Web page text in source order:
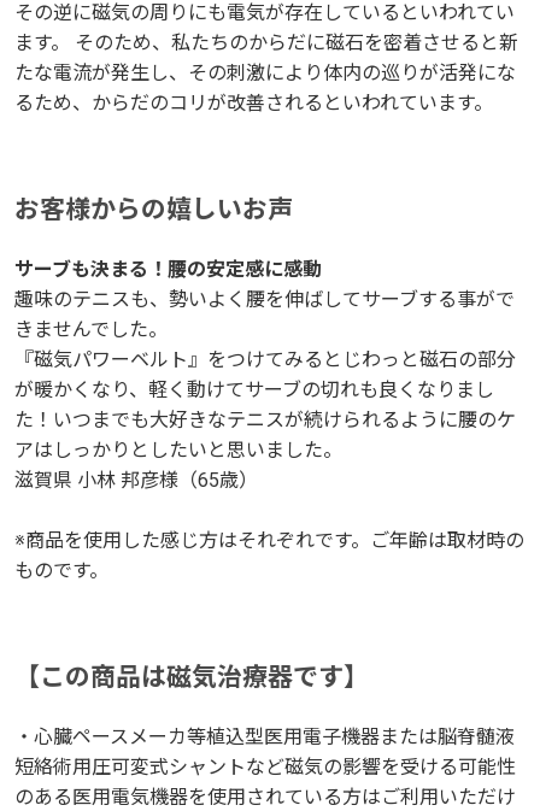
その逆に磁気の周りにも電気が存在しているといわれてい
ます。 そのため、私たちのからだに磁石を密着させると新
たな電流が発生し、その刺激により体内の巡りが活発にな
るため、からだのコリが改善されるといわれています。
お客様からの嬉しいお声
サーブも決まる！腰の安定感に感動
趣味のテニスも、勢いよく腰を伸ばしてサーブする事がで
きませんでした。
『磁気パワーベルト』をつけてみるとじわっと磁石の部分
が暖かくなり、軽く動けてサーブの切れも良くなりまし
た！いつまでも大好きなテニスが続けられるように腰のケ
アはしっかりとしたいと思いました。
滋賀県 小林 邦彦様（65歳）
※商品を使用した感じ方はそれぞれです。ご年齢は取材時の
ものです。
【この商品は磁気治療器です】
・心臓ペースメーカ等植込型医用電子機器または脳脊髄液
短絡術用圧可変式シャントなど磁気の影響を受ける可能性
のある医用電気機器を使用されている方はご利用いただけ
その逆に磁気の周りにも電気が存在しているといわれてい
ます。 そのため、私たちのからだに磁石を密着させると新
たな電流が発生し、その刺激により体内の巡りが活発にな
るため、からだのコリが改善されるといわれています。
お客様からの嬉しいお声
サーブも決まる！腰の安定感に感動
趣味のテニスも、勢いよく腰を伸ばしてサーブする事がで
きませんでした。
『磁気パワーベルト』をつけてみるとじわっと磁石の部分
が暖かくなり、軽く動けてサーブの切れも良くなりまし
た！いつまでも大好きなテニスが続けられるように腰のケ
アはしっかりとしたいと思いました。
滋賀県 小林 邦彦様（65歳）
※商品を使用した感じ方はそれぞれです。ご年齢は取材時の
ものです。
【この商品は磁気治療器です】
・心臓ペースメーカ等植込型医用電子機器または脳脊髄液
短絡術用圧可変式シャントなど磁気の影響を受ける可能性
のある医用電気機器を使用されている方はご利用いただけ